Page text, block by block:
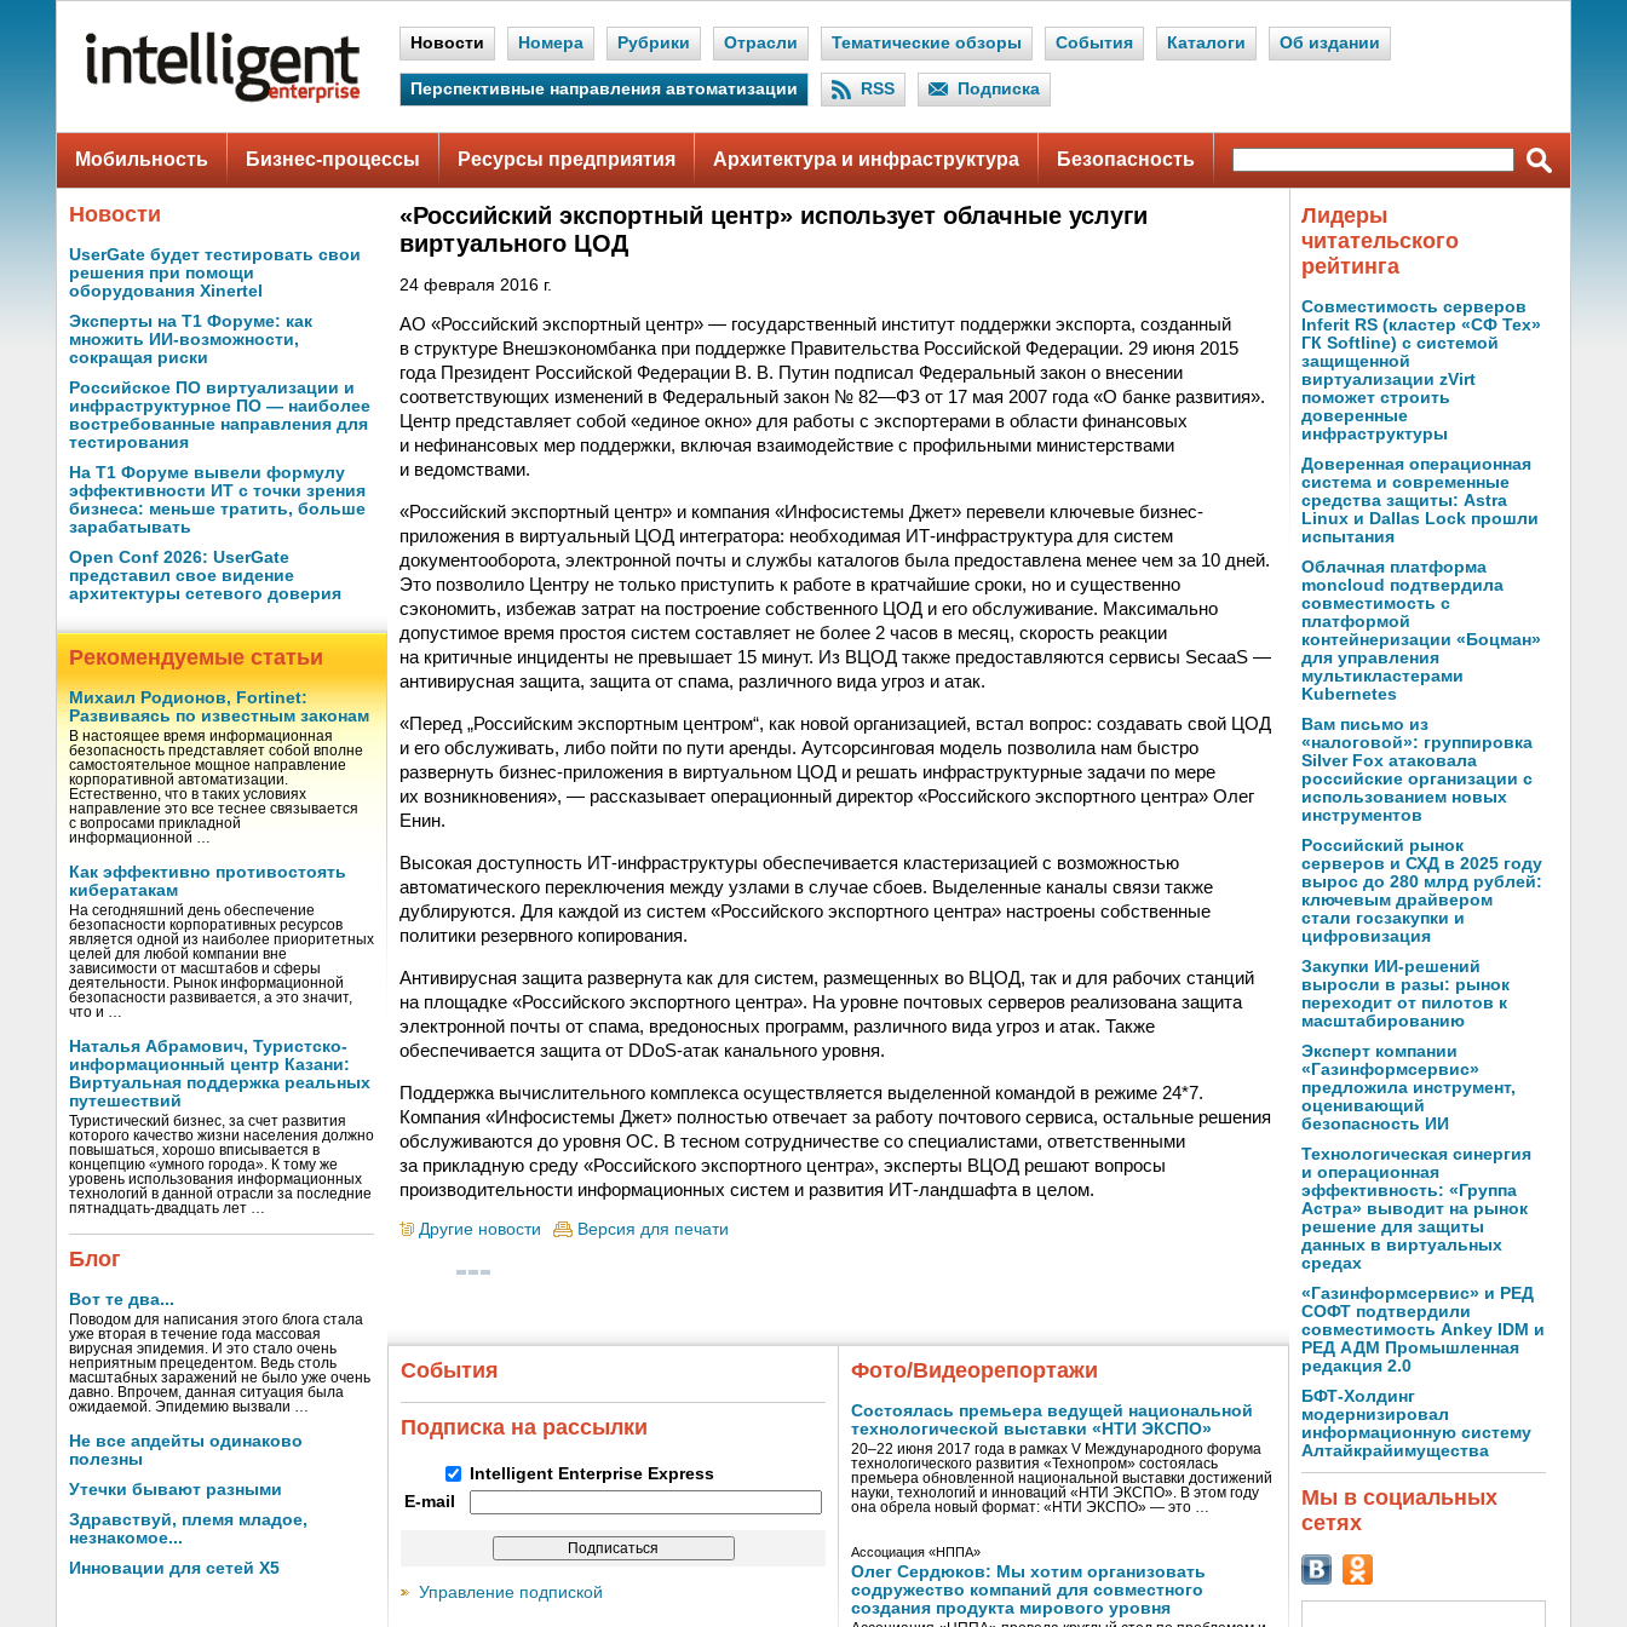
Новости Номера Рубрики Отрасли Тематические обзоры События Каталоги Об издании
Перспективные направления автоматизации RSS Подписка
Мобильность Бизнес-процессы Ресурсы предприятия Архитектура и инфраструктура Безопасность
Новости
UserGate будет тестировать свои
решения при помощи
оборудования Xinertel
Эксперты на Т1 Форуме: как
множить ИИ-возможности,
сокращая риски
Российское ПО виртуализации и
инфраструктурное ПО — наиболее
востребованные направления для
тестирования
На Т1 Форуме вывели формулу
эффективности ИТ с точки зрения
бизнеса: меньше тратить, больше
зарабатывать
Open Conf 2026: UserGate
представил свое видение
архитектуры сетевого доверия
Рекомендуемые статьи
Михаил Родионов, Fortinet:
Развиваясь по известным законам
В настоящее время информационная
безопасность представляет собой вполне
самостоятельное мощное направление
корпоративной автоматизации.
Естественно, что в таких условиях
направление это все теснее связывается
с вопросами прикладной
информационной …
Как эффективно противостоять
кибератакам
На сегодняшний день обеспечение
безопасности корпоративных ресурсов
является одной из наиболее приоритетных
целей для любой компании вне
зависимости от масштабов и сферы
деятельности. Рынок информационной
безопасности развивается, а это значит,
что и …
Наталья Абрамович, Туристско-
информационный центр Казани:
Виртуальная поддержка реальных
путешествий
Туристический бизнес, за счет развития
которого качество жизни населения должно
повышаться, хорошо вписывается в
концепцию «умного города». К тому же
уровень использования информационных
технологий в данной отрасли за последние
пятнадцать-двадцать лет …
Блог
Вот те два...
Поводом для написания этого блога стала
уже вторая в течение года массовая
вирусная эпидемия. И это стало очень
неприятным прецедентом. Ведь столь
масштабных заражений не было уже очень
давно. Впрочем, данная ситуация была
ожидаемой. Эпидемию вызвали …
Не все апдейты одинаково
полезны
Утечки бывают разными
Здравствуй, племя младое,
незнакомое...
Инновации для сетей X5
«Российский экспортный центр» использует облачные услуги
виртуального ЦОД
24 февраля 2016 г.
АО «Российский экспортный центр» — государственный институт поддержки экспорта, созданный
в структуре Внешэкономбанка при поддержке Правительства Российской Федерации. 29 июня 2015
года Президент Российской Федерации В. В. Путин подписал Федеральный закон о внесении
соответствующих изменений в Федеральный закон № 82—ФЗ от 17 мая 2007 года «О банке развития».
Центр представляет собой «единое окно» для работы с экспортерами в области финансовых
и нефинансовых мер поддержки, включая взаимодействие с профильными министерствами
и ведомствами.
«Российский экспортный центр» и компания «Инфосистемы Джет» перевели ключевые бизнес-
приложения в виртуальный ЦОД интегратора: необходимая ИТ-инфраструктура для систем
документооборота, электронной почты и службы каталогов была предоставлена менее чем за 10 дней.
Это позволило Центру не только приступить к работе в кратчайшие сроки, но и существенно
сэкономить, избежав затрат на построение собственного ЦОД и его обслуживание. Максимально
допустимое время простоя систем составляет не более 2 часов в месяц, скорость реакции
на критичные инциденты не превышает 15 минут. Из ВЦОД также предоставляются сервисы SecaaS —
антивирусная защита, защита от спама, различного вида угроз и атак.
«Перед „Российским экспортным центром“, как новой организацией, встал вопрос: создавать свой ЦОД
и его обслуживать, либо пойти по пути аренды. Аутсорсинговая модель позволила нам быстро
развернуть бизнес-приложения в виртуальном ЦОД и решать инфраструктурные задачи по мере
их возникновения», — рассказывает операционный директор «Российского экспортного центра» Олег
Енин.
Высокая доступность ИТ-инфраструктуры обеспечивается кластеризацией с возможностью
автоматического переключения между узлами в случае сбоев. Выделенные каналы связи также
дублируются. Для каждой из систем «Российского экспортного центра» настроены собственные
политики резервного копирования.
Антивирусная защита развернута как для систем, размещенных во ВЦОД, так и для рабочих станций
на площадке «Российского экспортного центра». На уровне почтовых серверов реализована защита
электронной почты от спама, вредоносных программ, различного вида угроз и атак. Также
обеспечивается защита от DDoS-атак канального уровня.
Поддержка вычислительного комплекса осуществляется выделенной командой в режиме 24*7.
Компания «Инфосистемы Джет» полностью отвечает за работу почтового сервиса, остальные решения
обслуживаются до уровня ОС. В тесном сотрудничестве со специалистами, ответственными
за прикладную среду «Российского экспортного центра», эксперты ВЦОД решают вопросы
производительности информационных систем и развития ИТ-ландшафта в целом.
Другие новости Версия для печати
События
Подписка на рассылки
Intelligent Enterprise Express
E-mail
Управление подпиской
Фото/Видеорепортажи
Состоялась премьера ведущей национальной
технологической выставки «НТИ ЭКСПО»
20–22 июня 2017 года в рамках V Международного форума
технологического развития «Технопром» состоялась
премьера обновленной национальной выставки достижений
науки, технологий и инноваций «НТИ ЭКСПО». В этом году
она обрела новый формат: «НТИ ЭКСПО» — это …
Ассоциация «НППА»
Олег Сердюков: Мы хотим организовать
содружество компаний для совместного
создания продукта мирового уровня
Лидеры
читательского
рейтинга
Совместимость серверов
Inferit RS (кластер «СФ Тех»
ГК Softline) с системой
защищенной
виртуализации zVirt
поможет строить
доверенные
инфраструктуры
Доверенная операционная
система и современные
средства защиты: Astra
Linux и Dallas Lock прошли
испытания
Облачная платформа
moncloud подтвердила
совместимость с
платформой
контейнеризации «Боцман»
для управления
мультикластерами
Kubernetes
Вам письмо из
«налоговой»: группировка
Silver Fox атаковала
российские организации с
использованием новых
инструментов
Российский рынок
серверов и СХД в 2025 году
вырос до 280 млрд рублей:
ключевым драйвером
стали госзакупки и
цифровизация
Закупки ИИ-решений
выросли в разы: рынок
переходит от пилотов к
масштабированию
Эксперт компании
«Газинформсервис»
предложила инструмент,
оценивающий
безопасность ИИ
Технологическая синергия
и операционная
эффективность: «Группа
Астра» выводит на рынок
решение для защиты
данных в виртуальных
средах
«Газинформсервис» и РЕД
СОФТ подтвердили
совместимость Ankey IDM и
РЕД АДМ Промышленная
редакция 2.0
БФТ-Холдинг
модернизировал
информационную систему
Алтайкрайимущества
Мы в социальных
сетях